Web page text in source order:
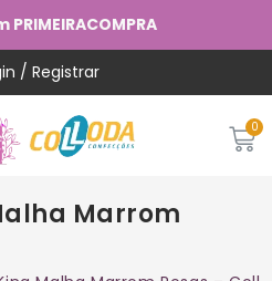
/ Registrar
Marrom